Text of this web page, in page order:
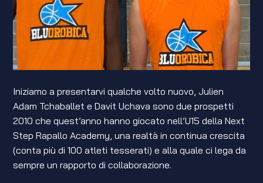
Iniziamo a presentarvi qualche volto nuovo, Julien
Adam Tchaballet e Davit Uchava sono due prospetti
2010 che quest’anno hanno giocato nell’U15 della Next
Step Rapallo Academy, una realtà in continua crescita
(conta più di 100 atleti tesserati) e alla quale ci lega da
sempre un rapporto di collaborazione.